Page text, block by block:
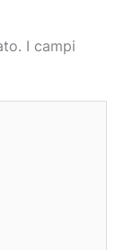
I campi